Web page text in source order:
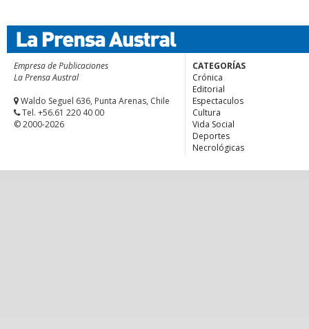
Empresa de Publicaciones
La Prensa Austral
Waldo Seguel 636, Punta Arenas, Chile
Tel. +56.61 220 40 00
© 2000-2026
CATEGORÍAS
Crónica
Editorial
Espectaculos
Cultura
Vida Social
Deportes
Necrológicas